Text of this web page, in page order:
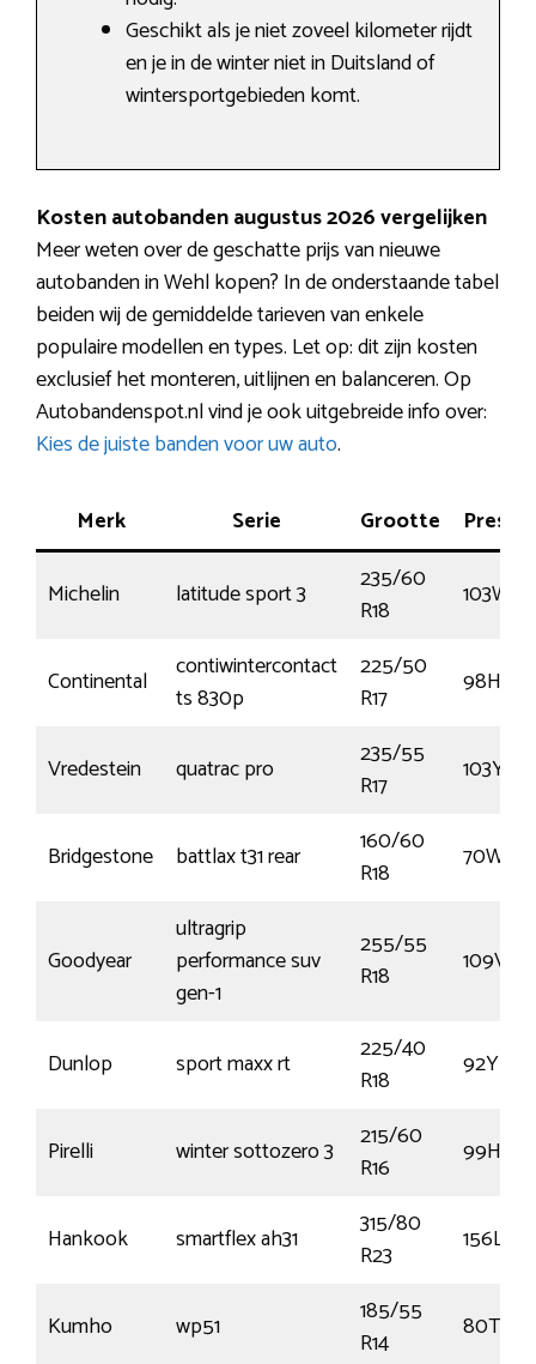
Geschikt als je niet zoveel kilometer rijdt
en je in de winter niet in Duitsland of
wintersportgebieden komt.
Kosten autobanden augustus 2026 vergelijken
Meer weten over de geschatte prijs van nieuwe
autobanden in Wehl kopen? In de onderstaande tabel
beiden wij de gemiddelde tarieven van enkele
populaire modellen en types. Let op: dit zijn kosten
exclusief het monteren, uitlijnen en balanceren. Op
Autobandenspot.nl vind je ook uitgebreide info over:
Kies de juiste banden voor uw auto.
Merk Serie Grootte
Michelin latitude sport 3
235/60
R18
103W
Continental
contiwintercontact
ts 830p
225/50
R17
98H
Vredestein quatrac pro
235/55
R17
103Y
Bridgestone battlax t31 rear
160/60
R18
70W
Goodyear
ultragrip
performance suv
gen-1
255/55
R18
109V
Dunlop sport maxx rt
225/40
R18
92Y
Pirelli winter sottozero 3
215/60
R16
99H
Hankook smartflex ah31
315/80
R23
156L
Kumho wp51
185/55
R14
80T